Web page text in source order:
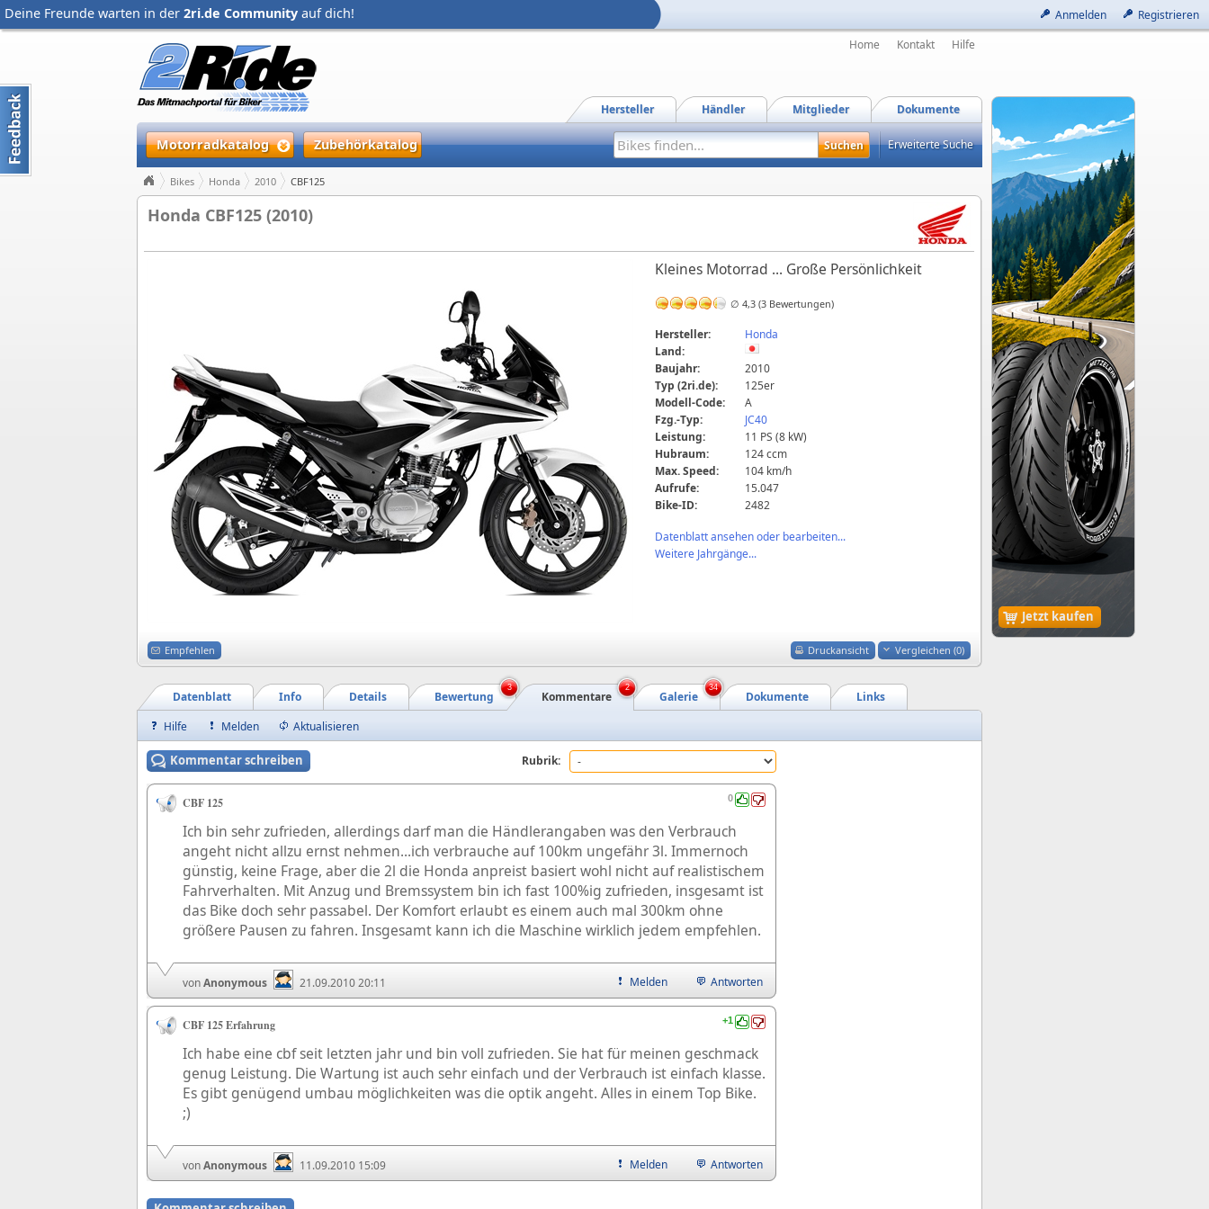
Anmelden Registrieren
Deine Freunde warten in der 2ri.de Community auf dich!
Jetzt kaufen
Home Kontakt Hilfe
Dokumente
Mitglieder
Händler
Hersteller
Motorradkatalog Zubehörkatalog Erweiterte Suche
Bikes Honda 2010 CBF125
Honda CBF125 (2010)
Kleines Motorrad ... Große Persönlichkeit
∅ 4,3 (3 Bewertungen)
Hersteller:
Honda
Land:
Baujahr:
2010
Typ (2ri.de):
125er
Modell-Code:
A
Fzg.-Typ:
JC40
Leistung:
11 PS (8 kW)
Hubraum:
124 ccm
Max. Speed:
104 km/h
Aufrufe:
15.047
Bike-ID:
2482
Datenblatt ansehen oder bearbeiten...
Weitere Jahrgänge...
Druckansicht Vergleichen (0)
Empfehlen
Links
Dokumente
Galerie
Kommentare
Bewertung
Details
Info
Datenblatt
3 2 34
Hilfe Melden Aktualisieren
Kommentar schreiben Rubrik:
0
CBF 125
Ich bin sehr zufrieden, allerdings darf man die Händlerangaben was den Verbrauch
angeht nicht allzu ernst nehmen...ich verbrauche auf 100km ungefähr 3l. Immernoch
günstig, keine Frage, aber die 2l die Honda anpreist basiert wohl nicht auf realistischem
Fahrverhalten. Mit Anzug und Bremssystem bin ich fast 100%ig zufrieden, insgesamt ist
das Bike doch sehr passabel. Der Komfort erlaubt es einem auch mal 300km ohne
größere Pausen zu fahren. Insgesamt kann ich die Maschine wirklich jedem empfehlen.
vonAnonymous 21.09.2010 20:11 Melden Antworten
+1
CBF 125 Erfahrung
Ich habe eine cbf seit letzten jahr und bin voll zufrieden. Sie hat für meinen geschmack
genug Leistung. Die Wartung ist auch sehr einfach und der Verbrauch ist einfach klasse.
Es gibt genügend umbau möglichkeiten was die optik angeht. Alles in einem Top Bike.
;)
vonAnonymous 11.09.2010 15:09 Melden Antworten